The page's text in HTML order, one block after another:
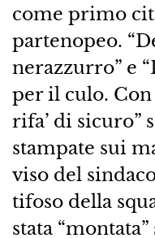
come primo
partenopeo.
nerazzurro” e
per il culo.
rifa’ di sicuro”
stampate sui
viso del
tifoso della
stata